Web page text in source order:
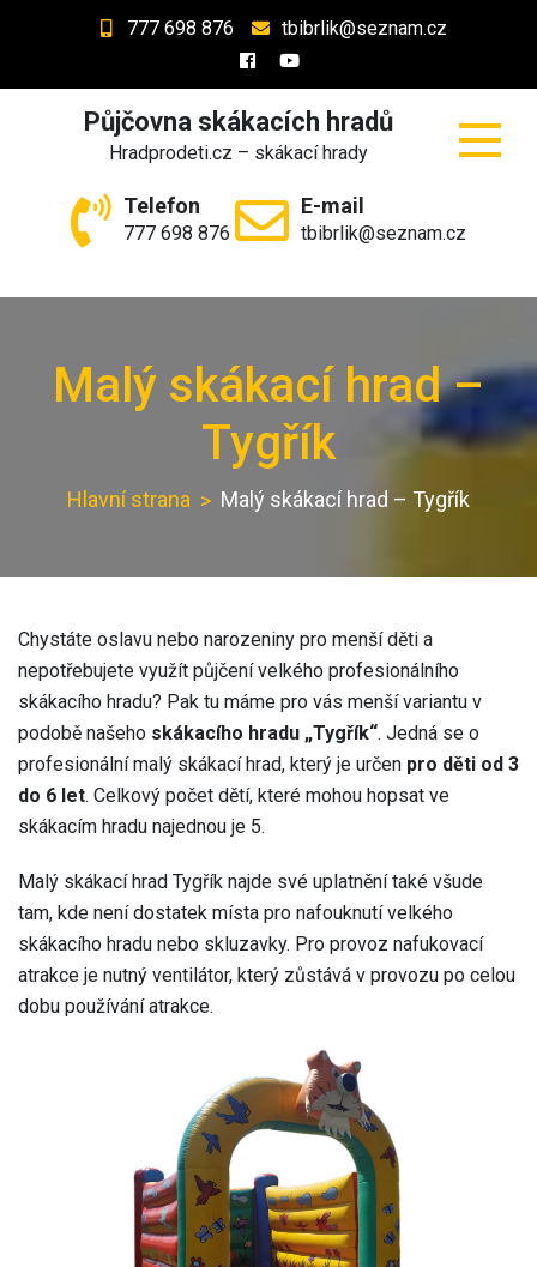
777 698 876 tbibrlik@seznam.cz
Půjčovna skákacích hradů
Hradprodeti.cz – skákací hrady
Telefon
777 698 876
E-mail
tbibrlik@seznam.cz
Malý skákací hrad –
Tygřík
Hlavní strana Malý skákací hrad – Tygřík
Chystáte oslavu nebo narozeniny pro menší děti a
nepotřebujete využít půjčení velkého profesionálního
skákacího hradu? Pak tu máme pro vás menší variantu v
podobě našeho skákacího hradu „Tygřík“. Jedná se o
profesionální malý skákací hrad, který je určen pro děti od 3
do 6 let. Celkový počet dětí, které mohou hopsat ve
skákacím hradu najednou je 5.
Malý skákací hrad Tygřík najde své uplatnění také všude
tam, kde není dostatek místa pro nafouknutí velkého
skákacího hradu nebo skluzavky. Pro provoz nafukovací
atrakce je nutný ventilátor, který zůstává v provozu po celou
dobu používání atrakce.